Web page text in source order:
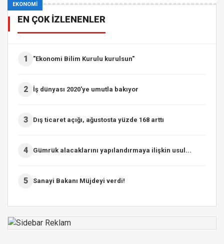
EKONOMİ
EN ÇOK İZLENENLER
1 "Ekonomi Bilim Kurulu kurulsun"
2 İş dünyası 2020'ye umutla bakıyor
3 Dış ticaret açığı, ağustosta yüzde 168 arttı
4 Gümrük alacaklarını yapılandırmaya ilişkin usul...
5 Sanayi Bakanı Müjdeyi verdi!